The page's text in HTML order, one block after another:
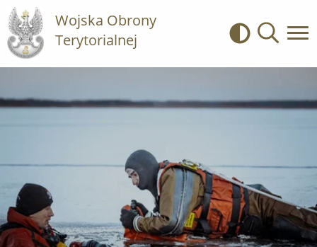
Wojska Obrony
Terytorialnej
Kontrast